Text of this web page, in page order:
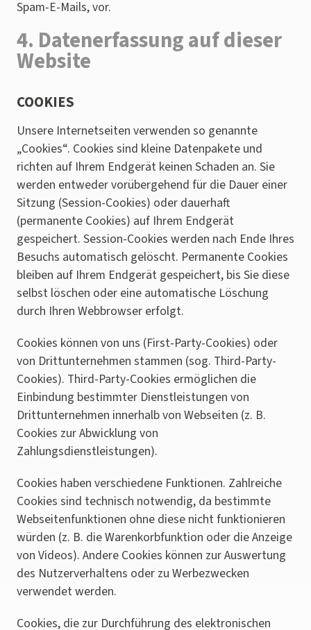
Spam-E-Mails, vor.
4. Datenerfassung auf dieser
Website
COOKIES
Unsere Internetseiten verwenden so genannte
„Cookies“. Cookies sind kleine Datenpakete und
richten auf Ihrem Endgerät keinen Schaden an. Sie
werden entweder vorübergehend für die Dauer einer
Sitzung (Session-Cookies) oder dauerhaft
(permanente Cookies) auf Ihrem Endgerät
gespeichert. Session-Cookies werden nach Ende Ihres
Besuchs automatisch gelöscht. Permanente Cookies
bleiben auf Ihrem Endgerät gespeichert, bis Sie diese
selbst löschen oder eine automatische Löschung
durch Ihren Webbrowser erfolgt.
Cookies können von uns (First-Party-Cookies) oder
von Drittunternehmen stammen (sog. Third-Party-
Cookies). Third-Party-Cookies ermöglichen die
Einbindung bestimmter Dienstleistungen von
Drittunternehmen innerhalb von Webseiten (z. B.
Cookies zur Abwicklung von
Zahlungsdienstleistungen).
Cookies haben verschiedene Funktionen. Zahlreiche
Cookies sind technisch notwendig, da bestimmte
Webseitenfunktionen ohne diese nicht funktionieren
würden (z. B. die Warenkorbfunktion oder die Anzeige
von Videos). Andere Cookies können zur Auswertung
des Nutzerverhaltens oder zu Werbezwecken
verwendet werden.
Cookies, die zur Durchführung des elektronischen